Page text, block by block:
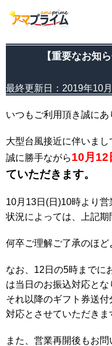
HOME Information
【重要なお知
最終更新日： 2019年10
いつもご利用頂き誠にあ
大型台風接近に伴いまし
誠に勝手ながら10月12
ていただきます。
10月13日(日)10時より営
状況によっては、上記期
何卒ご理解ご了承のほど
なお、12日の5時までに
は当日のお振込対応とな
それ以降のギフト券送
対応とさせていただきま
また、営業再開後もお